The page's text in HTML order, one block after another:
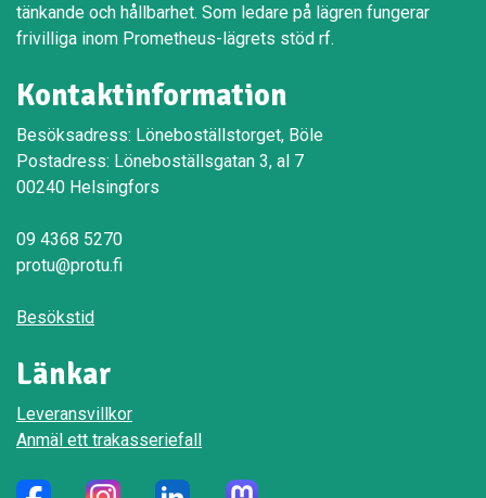
tänkande och hållbarhet. Som ledare på lägren fungerar
frivilliga inom Prometheus-lägrets stöd rf.
Kontaktinformation
Besöksadress: Löneboställstorget, Böle
Postadress: Löneboställsgatan 3, al 7
00240 Helsingfors
09 4368 5270
protu@protu.fi
Besökstid
Länkar
Leveransvillkor
Anmäl ett trakasseriefall